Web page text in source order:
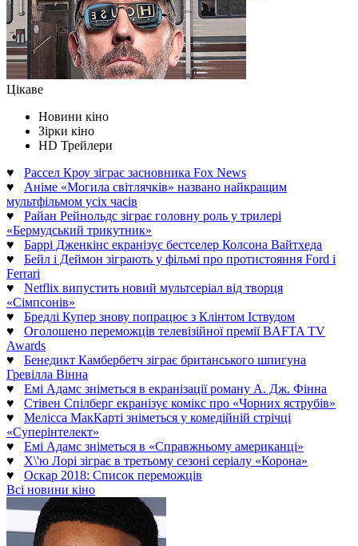
Цікаве
Новини кіно
Зірки кіно
HD Трейлери
♥ Рассел Кроу зіграє засновника Fox News
♥ Аніме «Могила світлячків» названо найкращим
мультфільмом усіх часів
♥ Райан Рейнольдс зіграє головну роль у трилері
«Бермудський трикутник»
♥ Баррі Дженкінс екранізує бестселер Колсона Вайтхеда
♥ Бейл і Деймон зіграють у фільмі про протистояння Ford і
Ferrari
♥ Netflix випустить новий мультсеріал від творця
«Сімпсонів»
♥ Бредлі Купер знову попрацює з Клінтом Іствудом
♥ Оголошено переможців телевізійної премії BAFTA TV
Awards
♥ Бенедикт Камбербетч зіграє британського шпигуна
Гревілла Вінна
♥ Емі Адамс зніметься в екранізації роману А. Дж. Фінна
♥ Стівен Спілберг екранізує комікс про «Чорних яструбів»
♥ Мелісса МакКарті зніметься у комедійній стрічці
«Суперінтелект»
♥ Емі Адамс зніметься в «Справжньому американці»
♥ Х\'ю Лорі зіграє в третьому сезоні серіалу «Корона»
♥ Оскар 2018: Список переможців
Всі новини кіно